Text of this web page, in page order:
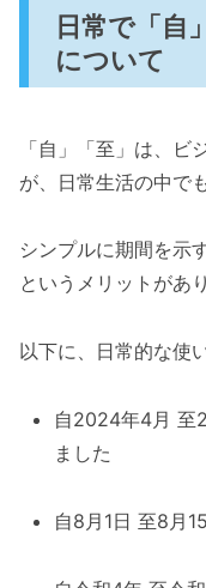
日常で「自
について
「自」「至」は、ビ
が、日常生活の中で
シンプルに期間を示
というメリットがあ
以下に、日常的な使
自2024年4月 至
ました
自8月1日 至8月